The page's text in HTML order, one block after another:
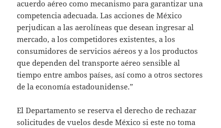
acuerdo aéreo como mecanismo para garantizar una
competencia adecuada. Las acciones de México
perjudican a las aerolíneas que desean ingresar al
mercado, a los competidores existentes, a los
consumidores de servicios aéreos y a los productos
que dependen del transporte aéreo sensible al
tiempo entre ambos países, así como a otros sectores
de la economía estadounidense.”
El Departamento se reserva el derecho de rechazar
solicitudes de vuelos desde México si este no toma